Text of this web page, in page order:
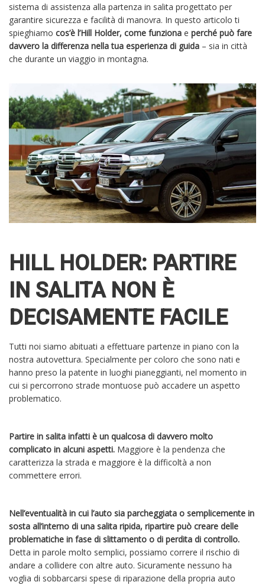
sistema di assistenza alla partenza in salita progettato per
garantire sicurezza e facilità di manovra. In questo articolo ti
spieghiamo cos’è l’Hill Holder, come funziona e perché può fare
davvero la differenza nella tua esperienza di guida – sia in città
che durante un viaggio in montagna.
HILL HOLDER: PARTIRE
IN SALITA NON È
DECISAMENTE FACILE
Tutti noi siamo abituati a effettuare partenze in piano con la
nostra autovettura. Specialmente per coloro che sono nati e
hanno preso la patente in luoghi pianeggianti, nel momento in
cui si percorrono strade montuose può accadere un aspetto
problematico.
Partire in salita infatti è un qualcosa di davvero molto
complicato in alcuni aspetti. Maggiore è la pendenza che
caratterizza la strada e maggiore è la difficoltà a non
commettere errori.
Nell’eventualità in cui l’auto sia parcheggiata o semplicemente in
sosta all’interno di una salita ripida, ripartire può creare delle
problematiche in fase di slittamento o di perdita di controllo.
Detta in parole molto semplici, possiamo correre il rischio di
andare a collidere con altre auto. Sicuramente nessuno ha
voglia di sobbarcarsi spese di riparazione della propria auto